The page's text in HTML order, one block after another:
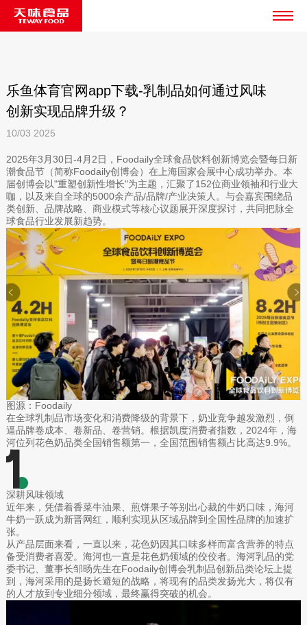
乐鱼体育官网app下载-乳制品如何通过风味
创新实现品牌升级？
10/03 2025
2025年3月30日-4月2日，Foodaily全球食品饮料创新博览会暨每日新
潮食品节（简称Foodaily创博会）在上海国家会展中心成功举办。本
届创博会以"重塑创新性增长"为主题，汇聚了152位商业领袖和行业大
咖，以及来自全球的5000余产品/品牌/产业决策人。与会嘉宾围绕品
类创新、品牌战略、商业模式等核心议题展开深度探讨，共同把脉全
球食品行业发展新趋势。
图源：Foodaily
在全球乳制品市场变化和消费降级的背景下，奶业竞争越发激烈，倒
逼品牌卷成本、卷新品、卷营销。根据凯度消费者指数，2024年，海
河位列花色奶品类全国销售额第一，全国范围销售额占比高达9.9%。
深耕风味领域
近年来，凭借着香菜牛油果、煎饼果子等别出心裁的牛奶口味，海河
牛奶一跃成为新晋网红，顺利实现从区域品牌到全国性品牌的加速扩
张。
从产品层面来看，一直以来，花色奶因其口味多样而富含营养的特点
备受消费者喜爱。海河也一直是花色奶领域的佼佼者。海河乳品的党
委书记、董事长邹旸先生在Foodaily创博会乳制品创新品类论坛上提
到，海河采用的是扬长避短的战略，将现有的品类发扬光大，将仅有
的人才放到专业细分领域，最终赢得突破的机会。